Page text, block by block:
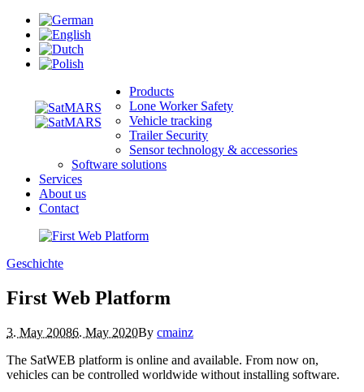
Products
Lone Worker Safety
Vehicle tracking
Trailer Security
Sensor technology & accessories
Software solutions
Services
About us
Contact
Geschichte
First Web Platform
3. May 20086. May 2020By cmainz
The SatWEB platform is online and available. From now on,
vehicles can be controlled worldwide without installing software.